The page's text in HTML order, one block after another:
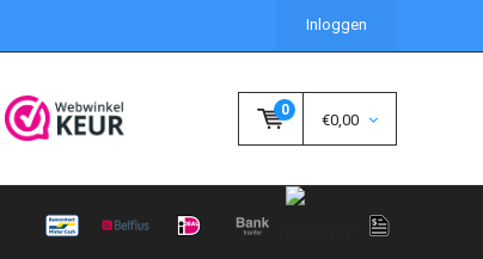
Inloggen
0
€0,00